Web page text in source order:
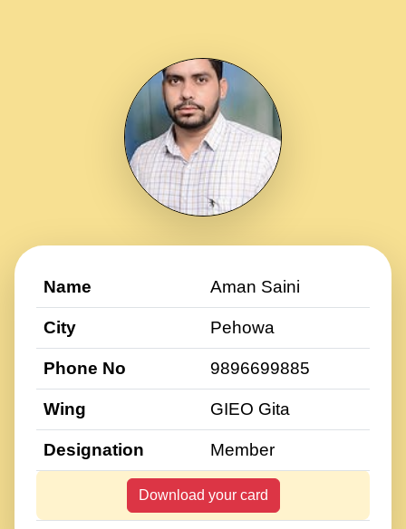
Name Aman Saini
City Pehowa
Phone No 9896699885
Wing GIEO Gita
Designation Member
Download your card